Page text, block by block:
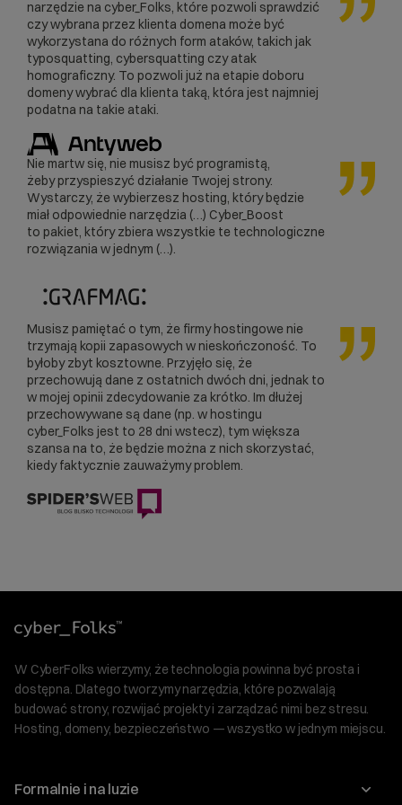
pliki systemowe i bieżące logi zdarzeń,
również będą zajmować część tej
przestrzeni. Rzeczywista przestrzeń
dostępna na Twoje strony internetowe,
aplikacje i pliki będzie więc odpowiednio
mniejsza od całkowitej wartości podanej w
ofercie.
narzędzie na cyber_Folks, które pozwoli sprawdzić
czy wybrana przez klienta domena może być
wykorzystana do różnych form ataków, takich jak
typosquatting, cybersquatting czy atak
homograficzny. To pozwoli już na etapie doboru
domeny wybrać dla klienta taką, która jest najmniej
podatna na takie ataki.
Nie martw się, nie musisz być programistą,
żeby przyspieszyć działanie Twojej strony.
Wystarczy, że wybierzesz hosting, który będzie
miał odpowiednie narzędzia (…) Cyber_Boost
to pakiet, który zbiera wszystkie te technologiczne
rozwiązania w jednym (…).
Musisz pamiętać o tym, że firmy hostingowe nie
trzymają kopii zapasowych w nieskończoność. To
byłoby zbyt kosztowne. Przyjęło się, że
przechowują dane z ostatnich dwóch dni, jednak to
w mojej opinii zdecydowanie za krótko. Im dłużej
przechowywane są dane (np. w hostingu
cyber_Folks jest to 28 dni wstecz), tym większa
szansa na to, że będzie można z nich skorzystać,
kiedy faktycznie zauważymy problem.
W CyberFolks wierzymy, że technologia powinna być prosta i
dostępna. Dlatego tworzymy narzędzia, które pozwalają
budować strony, rozwijać projekty i zarządzać nimi bez stresu.
Hosting, domeny, bezpieczeństwo — wszystko w jednym miejscu.
Formalnie i na luzie